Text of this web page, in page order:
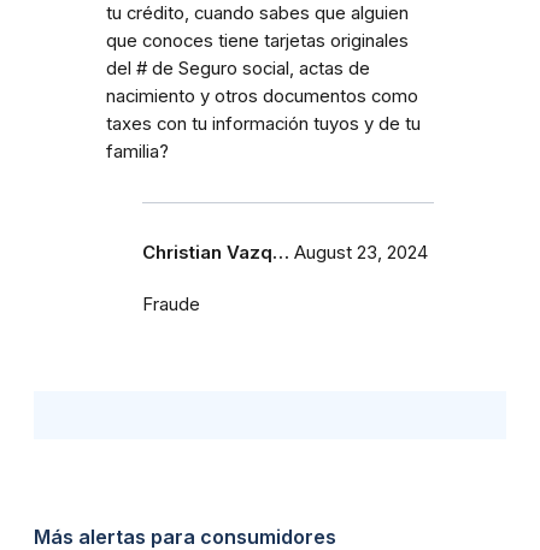
tu crédito, cuando sabes que alguien
que conoces tiene tarjetas originales
del # de Seguro social, actas de
nacimiento y otros documentos como
taxes con tu información tuyos y de tu
familia?
Christian Vazq… August 23, 2024
Fraude
Más alertas para consumidores